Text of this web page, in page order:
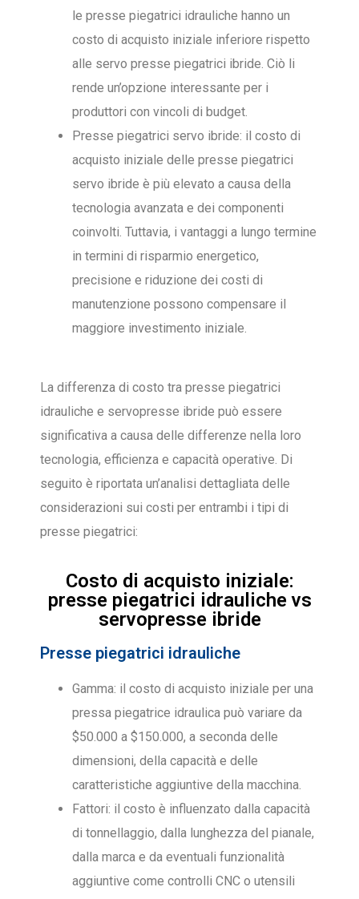
le presse piegatrici idrauliche hanno un
costo di acquisto iniziale inferiore rispetto
alle servo presse piegatrici ibride. Ciò li
rende un’opzione interessante per i
produttori con vincoli di budget.
Presse piegatrici servo ibride: il costo di
acquisto iniziale delle presse piegatrici
servo ibride è più elevato a causa della
tecnologia avanzata e dei componenti
coinvolti. Tuttavia, i vantaggi a lungo termine
in termini di risparmio energetico,
precisione e riduzione dei costi di
manutenzione possono compensare il
maggiore investimento iniziale.
La differenza di costo tra presse piegatrici
idrauliche e servopresse ibride può essere
significativa a causa delle differenze nella loro
tecnologia, efficienza e capacità operative. Di
seguito è riportata un’analisi dettagliata delle
considerazioni sui costi per entrambi i tipi di
presse piegatrici:
Costo di acquisto iniziale:
presse piegatrici idrauliche vs
servopresse ibride
Presse piegatrici idrauliche
Gamma: il costo di acquisto iniziale per una
pressa piegatrice idraulica può variare da
$50.000 a $150.000, a seconda delle
dimensioni, della capacità e delle
caratteristiche aggiuntive della macchina.
Fattori: il costo è influenzato dalla capacità
di tonnellaggio, dalla lunghezza del pianale,
dalla marca e da eventuali funzionalità
aggiuntive come controlli CNC o utensili